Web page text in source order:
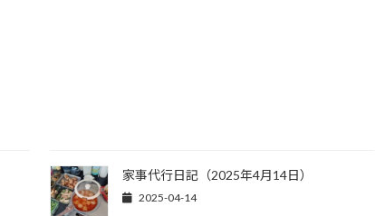
家事代行日記（2025年4月14日）
2025-04-14